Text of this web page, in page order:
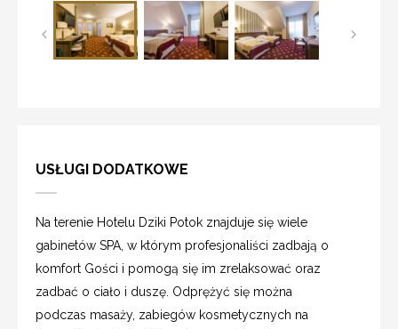
USŁUGI DODATKOWE
Na terenie Hotelu Dziki Potok znajduje się wiele
gabinetów SPA, w którym profesjonaliści zadbają o
komfort Gości i pomogą się im zrelaksować oraz
zadbać o ciało i duszę. Odprężyć się można
podczas masaży, zabiegów kosmetycznych na